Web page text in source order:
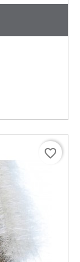
favorite_border